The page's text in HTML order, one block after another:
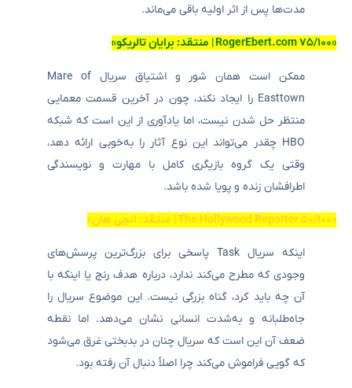
مدت‌ها پس از اثر اولیه باقی می‌ماند.
«۷۵/۱۰۰ RogerEbert.com | منتقد: برایان تالریکو»
ممکن است همان شور و اشتیاق سریال Mare of
Easttown را ایجاد نکند، چون در آخرین قسمت معمایی
منتظر حل شدن نیست، اما یادآوری از این است که شبکه
HBO چقدر می‌تواند این نوع آثار را به‌خوبی ارائه دهد،
وقتی یک گروه بازیگری کامل با مهارت و نویسندگی
اطرافشان زنده و پویا شده باشد.
«۵۰/۱۰۰ The Hollywood Reporter | منتقد: انجی هان»
اینکه سریال Task پاسخی برای بزرگ‌ترین پرسش‌های
وجودی که مطرح می‌کند ندارد، درباره هدف رنج یا اینکه با
آن چه باید کرد، گناه بزرگی نیست. این موضوع سریال را
جاه‌طلبانه و به‌شدت انسانی نشان می‌دهد. اما نقطه
ضعف آن این است که سریال چنان در بدبختی غرق می‌شود
که گویی فراموش می‌کند چرا اصلاً دنبال آن رفته بود.